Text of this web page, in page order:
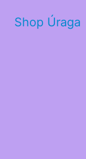
Shop Úraga